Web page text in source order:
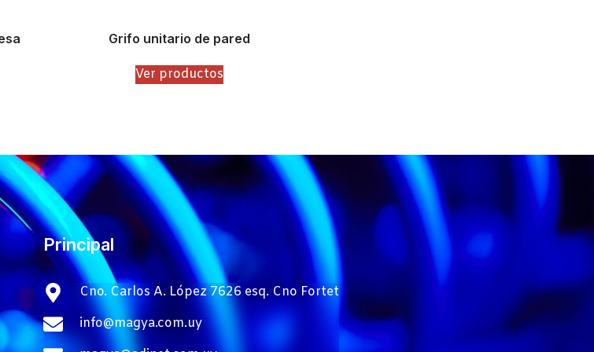
Grifo unitario de pared
Ver productos
Principal
Cno. Carlos A. López 7626 esq. Cno Fortet
info@magya.com.uy